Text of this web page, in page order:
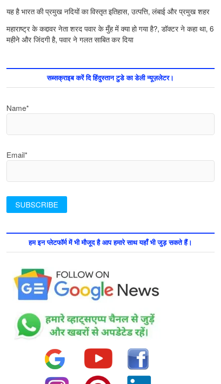
यह है भारत की प्रमुख नदियों का विस्तृत इतिहास, उत्पत्ति, लंबाई और प्रमुख शहर
महाराष्ट्र के कद्दावर नेता शरद पवार के मुँह में क्या हो गया है?, डॉक्टर ने कहा था, 6
महीने और जिंदगी है, पवार ने गलत साबित कर दिया
सब्सक्राइब करें दि हिंदुस्तान टुडे का डेली न्यूज़लेटर।
Name*
Email*
हम इन प्लेटफॉर्म में भी मौजूद है आप हमारे साथ यहाँ भी जुड़ सकते हैं।